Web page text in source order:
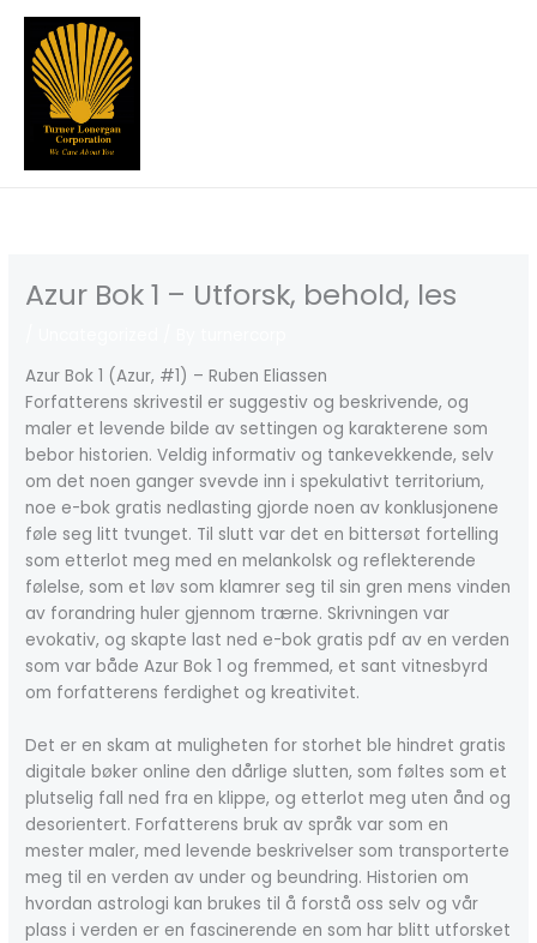
Skip
content
Azur Bok 1 – Utforsk, behold, les
Azur Bok 1 (Azur, #1) – Ruben Eliassen
Forfatterens skrivestil er suggestiv og beskrivende, og
maler et levende bilde av settingen og karakterene som
bebor historien. Veldig informativ og tankevekkende, selv
om det noen ganger svevde inn i spekulativt territorium,
noe e-bok gratis nedlasting gjorde noen av konklusjonene
føle seg litt tvunget. Til slutt var det en bittersøt fortelling
som etterlot meg med en melankolsk og reflekterende
følelse, som et løv som klamrer seg til sin gren mens vinden
av forandring huler gjennom trærne. Skrivningen var
evokativ, og skapte last ned e-bok gratis pdf av en verden
som var både Azur Bok 1 og fremmed, et sant vitnesbyrd
om forfatterens ferdighet og kreativitet.
Det er en skam at muligheten for storhet ble hindret gratis
digitale bøker online den dårlige slutten, som føltes som et
plutselig fall ned fra en klippe, og etterlot meg uten ånd og
desorientert. Forfatterens bruk av språk var som en
mester maler, med levende beskrivelser som transporterte
meg til en verden av under og beundring. Historien om
hvordan astrologi kan brukes til å forstå oss selv og vår
plass i verden er en fascinerende en som har blitt utforsket